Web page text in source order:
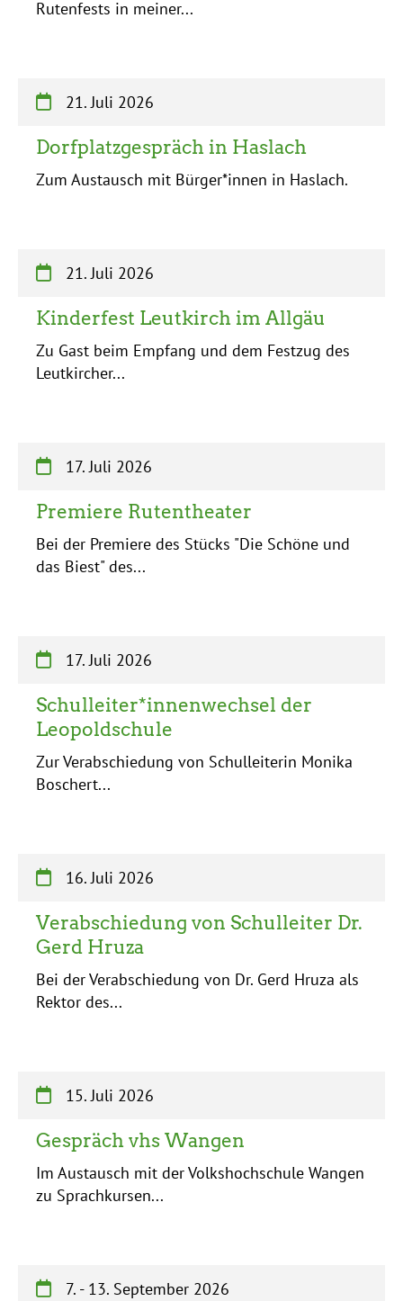
Rutenfests in meiner...
21. Juli 2026
Dorfplatzgespräch in Haslach
Zum Austausch mit Bürger*innen in Haslach.
21. Juli 2026
Kinderfest Leutkirch im Allgäu
Zu Gast beim Empfang und dem Festzug des
Leutkircher...
17. Juli 2026
Premiere Rutentheater
Bei der Premiere des Stücks "Die Schöne und
das Biest" des...
17. Juli 2026
Schulleiter*innenwechsel der
Leopoldschule
Zur Verabschiedung von Schulleiterin Monika
Boschert...
16. Juli 2026
Verabschiedung von Schulleiter Dr.
Gerd Hruza
Bei der Verabschiedung von Dr. Gerd Hruza als
Rektor des...
15. Juli 2026
Gespräch vhs Wangen
Im Austausch mit der Volkshochschule Wangen
zu Sprachkursen...
7. - 13. September 2026